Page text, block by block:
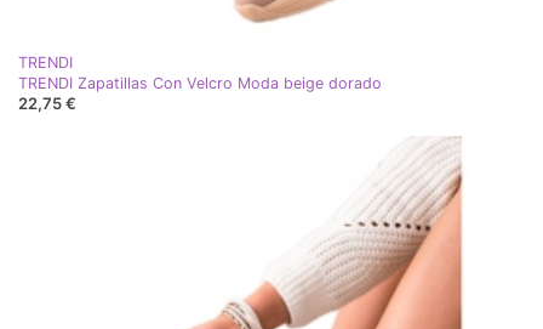
TRENDI
TRENDI Zapatillas Con Velcro Moda beige dorado
22,75 €